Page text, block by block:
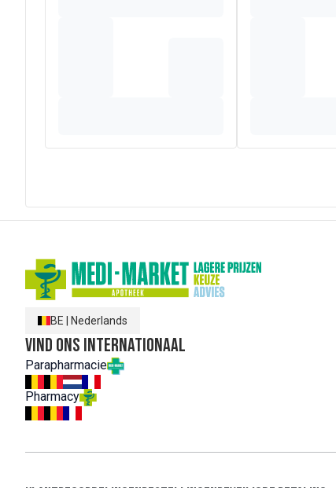
BE Nederlands
Vind ons internationaal
Parapharmacie
Pharmacy